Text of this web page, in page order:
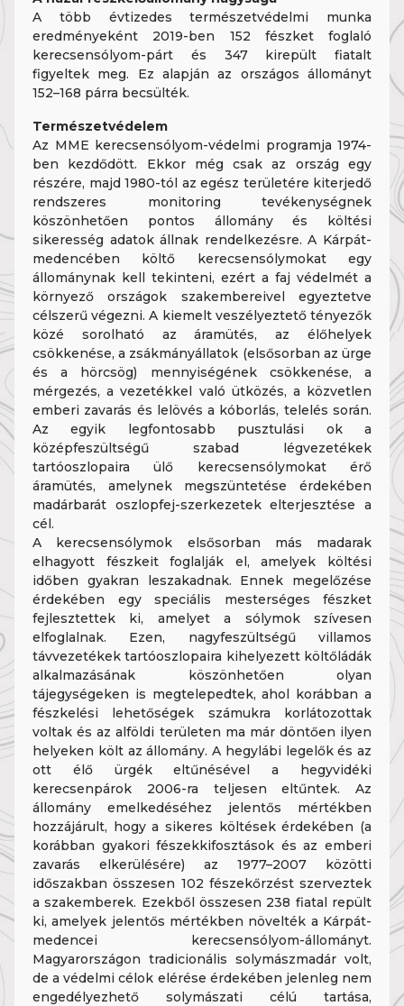
A több évtizedes természetvédelmi munka
eredményeként 2019-ben 152 fészket foglaló
kerecsensólyom-párt és 347 kirepült fiatalt
figyeltek meg. Ez alapján az országos állományt
152–168 párra becsülték.
Természetvédelem
Az MME kerecsensólyom-védelmi programja 1974-
ben kezdődött. Ekkor még csak az ország egy
részére, majd 1980-tól az egész területére kiterjedő
rendszeres monitoring tevékenységnek
köszönhetően pontos állomány és költési
sikeresség adatok állnak rendelkezésre. A Kárpát-
medencében költő kerecsensólymokat egy
állománynak kell tekinteni, ezért a faj védelmét a
környező országok szakembereivel egyeztetve
célszerű végezni. A kiemelt veszélyeztető tényezők
közé sorolható az áramütés, az élőhelyek
csökkenése, a zsákmányállatok (elsősorban az ürge
és a hörcsög) mennyiségének csökkenése, a
mérgezés, a vezetékkel való ütközés, a közvetlen
emberi zavarás és lelövés a kóborlás, telelés során.
Az egyik legfontosabb pusztulási ok a
középfeszültségű szabad légvezetékek
tartóoszlopaira ülő kerecsensólymokat érő
áramütés, amelynek megszüntetése érdekében
madárbarát oszlopfej-szerkezetek elterjesztése a
cél.
A kerecsensólymok elsősorban más madarak
elhagyott fészkeit foglalják el, amelyek költési
időben gyakran leszakadnak. Ennek megelőzése
érdekében egy speciális mesterséges fészket
fejlesztettek ki, amelyet a sólymok szívesen
elfoglalnak. Ezen, nagyfeszültségű villamos
távvezetékek tartóoszlopaira kihelyezett költőládák
alkalmazásának köszönhetően olyan
tájegységeken is megtelepedtek, ahol korábban a
fészkelési lehetőségek számukra korlátozottak
voltak és az alföldi területen ma már döntően ilyen
helyeken költ az állomány. A hegylábi legelők és az
ott élő ürgék eltűnésével a hegyvidéki
kerecsenpárok 2006-ra teljesen eltűntek. Az
állomány emelkedéséhez jelentős mértékben
hozzájárult, hogy a sikeres költések érdekében (a
korábban gyakori fészekkifosztások és az emberi
zavarás elkerülésére) az 1977–2007 közötti
időszakban összesen 102 fészekőrzést szerveztek
a szakemberek. Ezekből összesen 238 fiatal repült
ki, amelyek jelentős mértékben növelték a Kárpát-
medencei kerecsensólyom-állományt.
Magyarországon tradicionális solymászmadár volt,
de a védelmi célok elérése érdekében jelenleg nem
engedélyezhető solymászati célú tartása,